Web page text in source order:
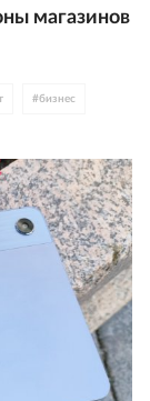
магазинов
#бизнес